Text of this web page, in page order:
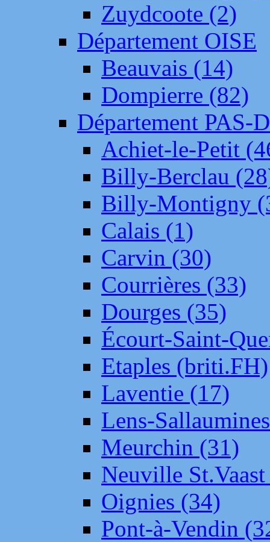
Zuydcoote (2)
Département OISE
Beauvais (14)
Dompierre (82)
Département PAS-
Achiet-le-Petit
Billy-Berclau
Billy-Montigny
Calais (1)
Carvin (30)
Courrières (33)
Dourges (35)
Écourt-Saint-
Etaples (briti.FH)
Laventie (17)
Lens-
Meurchin (31)
Neuville
Oignies (34)
Pont-à-Vendin